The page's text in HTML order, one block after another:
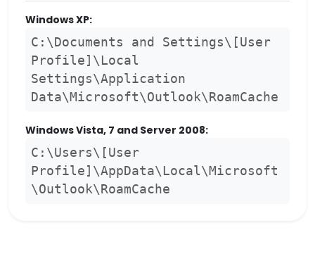
Windows XP:
C:\Documents and Settings\[User
Profile]\Local
Settings\Application
Data\Microsoft\Outlook\RoamCache
Windows Vista, 7 and Server 2008:
C:\Users\[User
Profile]\AppData\Local\Microsoft
\Outlook\RoamCache